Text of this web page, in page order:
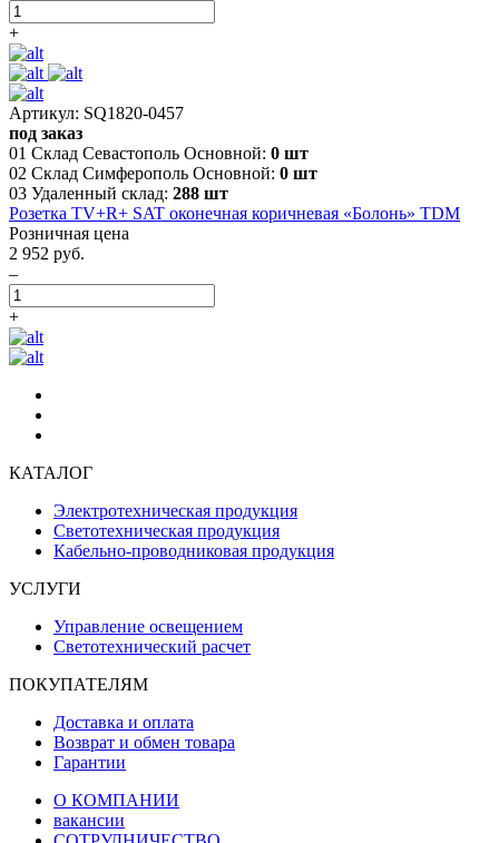
+
Артикул: SQ1820-0457
под заказ
01 Склад Севастополь Основной: 0 шт
02 Склад Симферополь Основной: 0 шт
03 Удаленный склад: 288 шт
Розетка TV+R+ SAT оконечная коричневая «Болонь» TDM
Розничная цена
2 952 руб.
–
+
КАТАЛОГ
Электротехническая продукция
Светотехническая продукция
Кабельно-проводниковая продукция
УСЛУГИ
Управление освещением
Светотехнический расчет
ПОКУПАТЕЛЯМ
Доставка и оплата
Возврат и обмен товара
Гарантии
О КОМПАНИИ
вакансии